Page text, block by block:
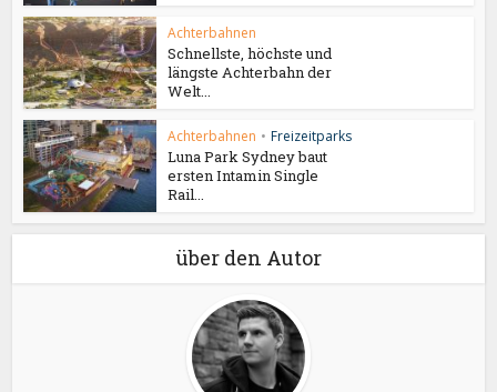
Achterbahnen
Schnellste, höchste und
längste Achterbahn der
Welt...
Achterbahnen • Freizeitparks
Luna Park Sydney baut
ersten Intamin Single
Rail...
über den Autor